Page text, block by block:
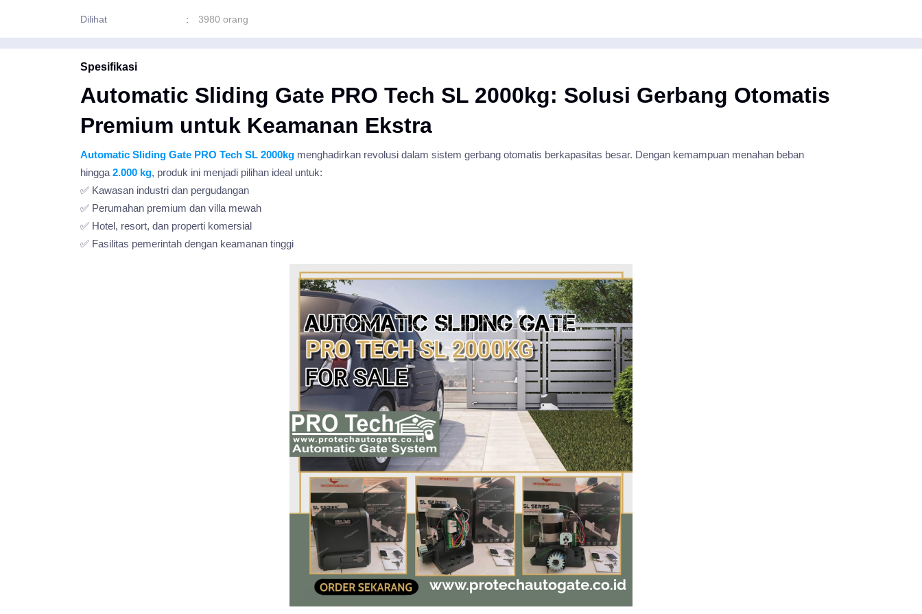
Dilihat : 3980 orang
Spesifikasi
Automatic Sliding Gate PRO Tech SL 2000kg: Solusi Gerbang Otomatis
Premium untuk Keamanan Ekstra
Automatic Sliding Gate PRO Tech SL 2000kg menghadirkan revolusi dalam sistem gerbang otomatis berkapasitas besar. Dengan kemampuan menahan beban
hingga 2.000 kg, produk ini menjadi pilihan ideal untuk:
✅ Kawasan industri dan pergudangan
✅ Perumahan premium dan villa mewah
✅ Hotel, resort, dan properti komersial
✅ Fasilitas pemerintah dengan keamanan tinggi